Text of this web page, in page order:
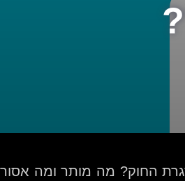
החוק? מה מותר ומה